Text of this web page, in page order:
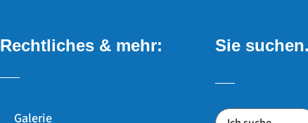
Rechtliches & mehr:
Galerie
Sie